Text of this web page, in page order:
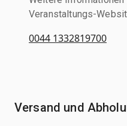
Veranstaltungs-
0044 1332819700
Versand und